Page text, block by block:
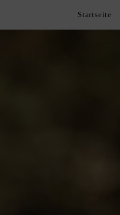
Startseite